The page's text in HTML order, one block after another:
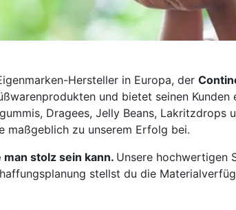
Hersteller in Europa, der
und bietet seinen
Dragees, Jelly Beans, Lakritzdrops
maßgeblich zu unserem Erfolg bei.
stolz sein kann. Un­se­re hoch­wer­ti­gen
stellst du die